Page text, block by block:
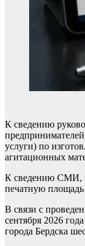
К сведению
услуги) по
агитационных
К сведению СМИ,
печатную
В связи с
сентября 2026
города Бердска